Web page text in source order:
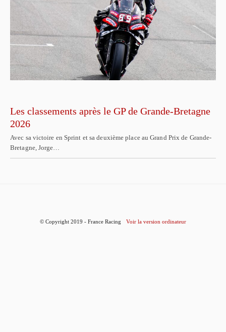
Les classements après le GP de Grande-Bretagne
2026
Avec sa victoire en Sprint et sa deuxième place au Grand Prix de Grande-
Bretagne, Jorge…
© Copyright 2019 - France Racing Voir la version ordinateur